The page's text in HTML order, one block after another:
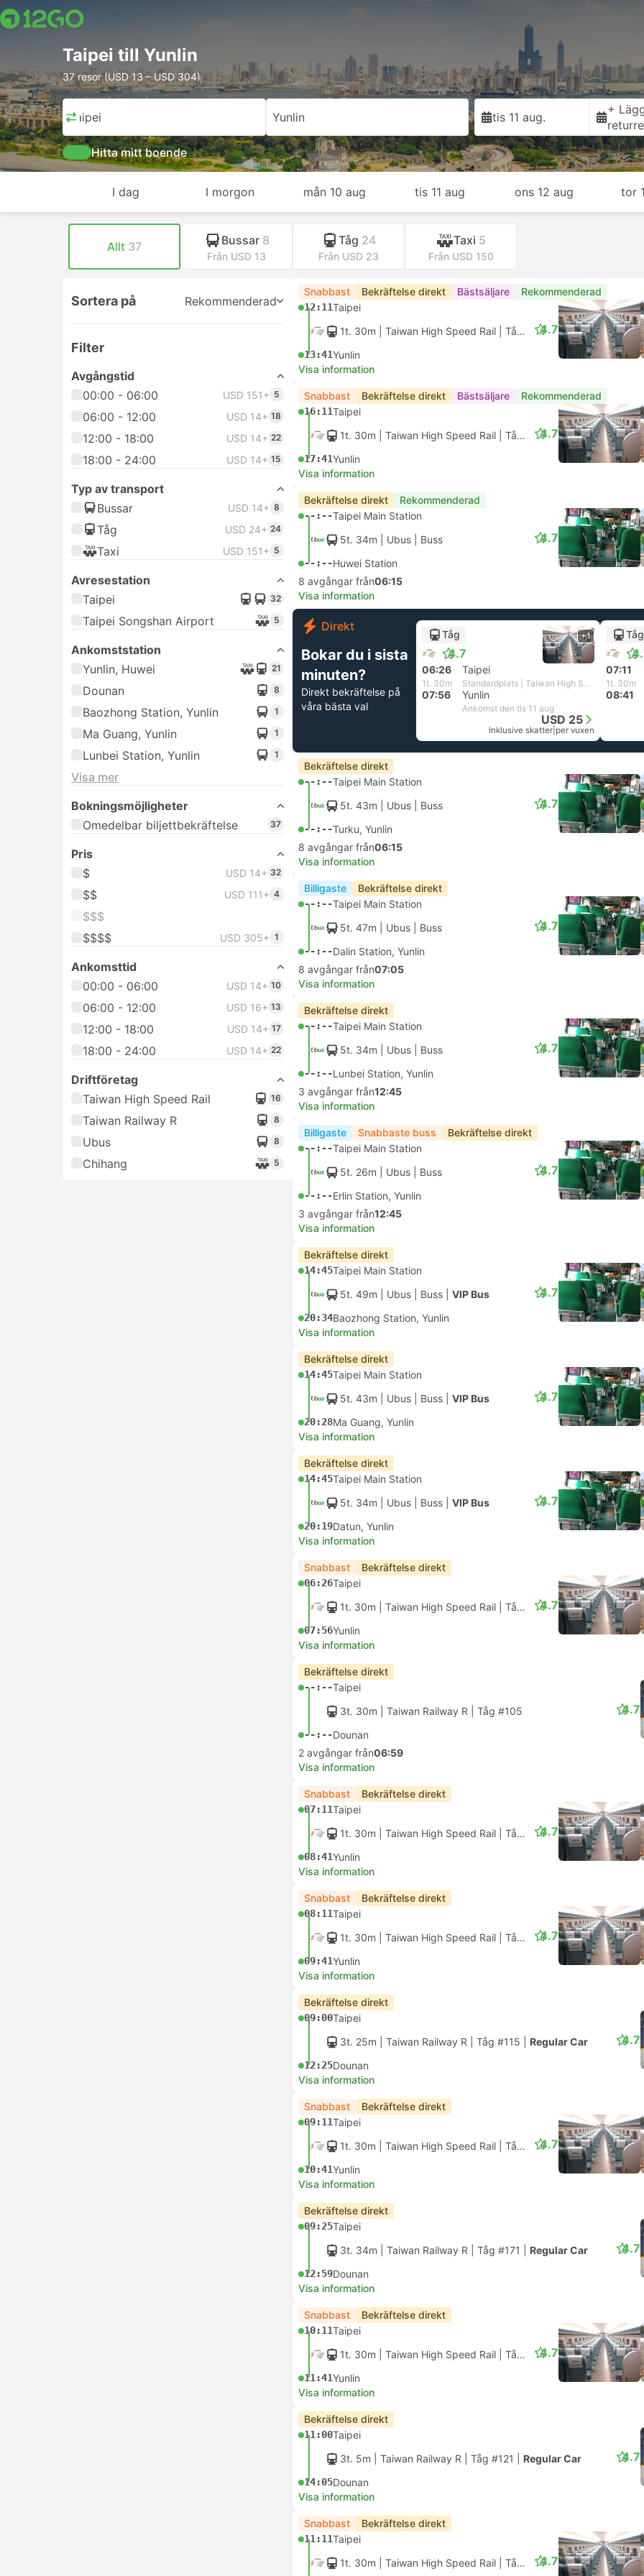
Taipei till Yunlin
37 resor (USD 13 – USD 304)
Taipei Yunlin tis 11 aug.
+
Hitta mitt boende
I dag I morgon mån 10 aug tis 11 aug ons 12 aug tor
Allt 37 Bussar 8
Från USD 13
Tåg 24
Från USD 23
Taxi 5
Från USD 150
Sortera på Rekommenderad
Filter
Avgångstid
00:00 - 06:00
USD 151+ 5
06:00 - 12:00 USD 14+ 18
12:00 - 18:00 USD 14+ 22
18:00 - 24:00 USD 14+ 15
Typ av transport
Bussar
USD 14+ 8
Tåg USD 24+ 24
Taxi USD 151+ 5
Avresestation
Taipei
32
Taipei Songshan Airport 5
Ankomststation
Yunlin, Huwei
21
Dounan 8
Baozhong Station, Yunlin 1
Ma Guang, Yunlin 1
Lunbei Station, Yunlin 1
Visa mer
Bokningsmöjligheter
Omedelbar biljettbekräftelse
37
Pris
$
USD 14+ 32
$$ USD 111+ 4
$$$
$$$$
USD 305+ 1
Ankomsttid
00:00 - 06:00
USD 14+ 10
06:00 - 12:00 USD 16+ 13
12:00 - 18:00 USD 14+ 17
18:00 - 24:00 USD 14+ 22
Driftföretag
Taiwan High Speed Rail
16
Taiwan Railway R 8
Ubus 8
Chihang 5
Snabbast Bekräftelse direkt Bästsäljare Rekommenderad
12:11Taipei
1t. 30m | Taiwan High Speed Rail Tåg #825 |Standardplats
13:41Yunlin
4.7
Visa information
Snabbast Bekräftelse direkt Bästsäljare Rekommenderad
16:11Taipei
1t. 30m | Taiwan High Speed Rail Tåg #841 |Standardplats
17:41Yunlin
4.7
Visa information
Bekräftelse direkt Rekommenderad
--:--Taipei Main Station
5t. 34m | Ubus Buss
--:--Huwei Station
4.7
8 avgångar från06:15
Visa information
Direkt
Bokar du i sista
minuten?
Direkt bekräftelse på
våra bästa val
Tåg
4.7
+1
06:26 Taipei
1t. 30m Standardplats | Taiwan High Speed Rail
07:56 Yunlin
Ankomst den tis 11 aug
USD 25
Inklusive skatter per vuxen
Tåg
07:11
1t. 30m
08:41
Bekräftelse direkt
--:--Taipei Main Station
5t. 43m | Ubus Buss
--:--Turku, Yunlin
4.7
8 avgångar från06:15
Visa information
Billigaste Bekräftelse direkt
--:--Taipei Main Station
5t. 47m | Ubus Buss
--:--Dalin Station, Yunlin
4.7
8 avgångar från07:05
Visa information
Bekräftelse direkt
--:--Taipei Main Station
5t. 34m | Ubus Buss
--:--Lunbei Station, Yunlin
4.7
3 avgångar från12:45
Visa information
Billigaste Snabbaste buss Bekräftelse direkt
--:--Taipei Main Station
5t. 26m | Ubus Buss
--:--Erlin Station, Yunlin
4.7
3 avgångar från12:45
Visa information
Bekräftelse direkt
14:45Taipei Main Station
5t. 49m | Ubus Buss VIP Bus
20:34Baozhong Station, Yunlin
4.7
Visa information
Bekräftelse direkt
14:45Taipei Main Station
5t. 43m | Ubus Buss VIP Bus
20:28Ma Guang, Yunlin
4.7
Visa information
Bekräftelse direkt
14:45Taipei Main Station
5t. 34m | Ubus Buss VIP Bus
20:19Datun, Yunlin
4.7
Visa information
Snabbast Bekräftelse direkt
06:26Taipei
1t. 30m | Taiwan High Speed Rail Tåg #803 |Standardplats
07:56Yunlin
4.7
Visa information
Bekräftelse direkt
--:--Taipei
3t. 30m | Taiwan Railway R Tåg #105
--:--Dounan
4.7
2 avgångar från06:59
Visa information
Snabbast Bekräftelse direkt
07:11Taipei
1t. 30m | Taiwan High Speed Rail Tåg #805 |Standardplats
08:41Yunlin
4.7
Visa information
Snabbast Bekräftelse direkt
08:11Taipei
1t. 30m | Taiwan High Speed Rail Tåg #809 |Standardplats
09:41Yunlin
4.7
Visa information
Bekräftelse direkt
09:00Taipei
3t. 25m | Taiwan Railway R Tåg #115 Regular Car
12:25Dounan
4.7
Visa information
Snabbast Bekräftelse direkt
09:11Taipei
1t. 30m | Taiwan High Speed Rail Tåg #813 |Standardplats
10:41Yunlin
4.7
Visa information
Bekräftelse direkt
09:25Taipei
3t. 34m | Taiwan Railway R Tåg #171 Regular Car
12:59Dounan
4.7
Visa information
Snabbast Bekräftelse direkt
10:11Taipei
1t. 30m | Taiwan High Speed Rail Tåg #817 |Standardplats
11:41Yunlin
4.7
Visa information
Bekräftelse direkt
11:00Taipei
3t. 5m | Taiwan Railway R Tåg #121 Regular Car
14:05Dounan
4.7
Visa information
Snabbast Bekräftelse direkt
11:11Taipei
1t. 30m | Taiwan High Speed Rail Tåg #821 |Standardplats
4.7